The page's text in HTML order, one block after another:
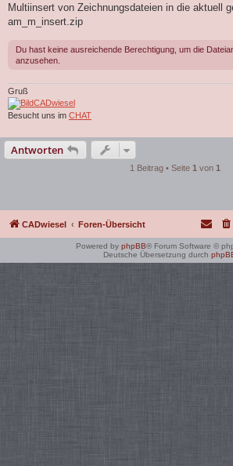
i
r
Multiinsert von Zeichnungsdateien in die aktuell
am_m_insert.zip
Du hast keine ausreichende Berechtigung, um die
anzusehen.
Gruß
CADwiesel
Besucht uns im CHAT
Antworten
1 Beitrag • Seite 1 von 1
CADwiesel Foren-Übersicht
Powered by phpBB® Forum Software ©
Deutsche Übersetzung durch